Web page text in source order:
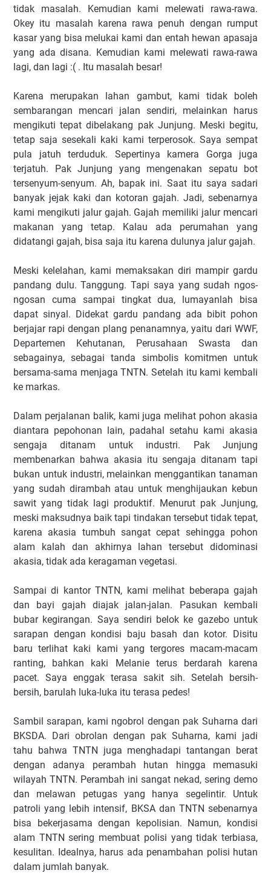
tidak masalah. Kemudian kami melewati rawa-rawa.
Okey itu masalah karena rawa penuh dengan rumput
kasar yang bisa melukai kami dan entah hewan apasaja
yang ada disana. Kemudian kami melewati rawa-rawa
lagi, dan lagi :( . Itu masalah besar!
Karena merupakan lahan gambut, kami tidak boleh
sembarangan mencari jalan sendiri, melainkan harus
mengikuti tepat dibelakang pak Junjung. Meski begitu,
tetap saja sesekali kaki kami terperosok. Saya sempat
pula jatuh terduduk. Sepertinya kamera Gorga juga
terjatuh. Pak Junjung yang mengenakan sepatu bot
tersenyum-senyum. Ah, bapak ini. Saat itu saya sadari
banyak jejak kaki dan kotoran gajah. Jadi, sebenarnya
kami mengikuti jalur gajah. Gajah memiliki jalur mencari
makanan yang tetap. Kalau ada perumahan yang
didatangi gajah, bisa saja itu karena dulunya jalur gajah.
Meski kelelahan, kami memaksakan diri mampir gardu
pandang dulu. Tanggung. Tapi saya yang sudah ngos-
ngosan cuma sampai tingkat dua, lumayanlah bisa
dapat sinyal. Didekat gardu pandang ada bibit pohon
berjajar rapi dengan plang penanamnya, yaitu dari WWF,
Departemen Kehutanan, Perusahaan Swasta dan
sebagainya, sebagai tanda simbolis komitmen untuk
bersama-sama menjaga TNTN. Setelah itu kami kembali
ke markas.
Dalam perjalanan balik, kami juga melihat pohon akasia
diantara pepohonan lain, padahal setahu kami akasia
sengaja ditanam untuk industri. Pak Junjung
membenarkan bahwa akasia itu sengaja ditanam tapi
bukan untuk industri, melainkan menggantikan tanaman
yang sudah dirambah atau untuk menghijaukan kebun
sawit yang tidak lagi produktif. Menurut pak Junjung,
meski maksudnya baik tapi tindakan tersebut tidak tepat,
karena akasia tumbuh sangat cepat sehingga pohon
alam kalah dan akhirnya lahan tersebut didominasi
akasia, tidak ada keragaman vegetasi.
Sampai di kantor TNTN, kami melihat beberapa gajah
dan bayi gajah diajak jalan-jalan. Pasukan kembali
bubar kegirangan. Saya sendiri belok ke gazebo untuk
sarapan dengan kondisi baju basah dan kotor. Disitu
baru terlihat kaki kami yang tergores macam-macam
ranting, bahkan kaki Melanie terus berdarah karena
pacet. Saya enggak terasa sakit sih. Setelah bersih-
bersih, barulah luka-luka itu terasa pedes!
Sambil sarapan, kami ngobrol dengan pak Suharna dari
BKSDA. Dari obrolan dengan pak Suharna, kami jadi
tahu bahwa TNTN juga menghadapi tantangan berat
dengan adanya perambah hutan hingga memasuki
wilayah TNTN. Perambah ini sangat nekad, sering demo
dan melawan petugas yang hanya segelintir. Untuk
patroli yang lebih intensif, BKSA dan TNTN sebenarnya
bisa bekerjasama dengan kepolisian. Namun, kondisi
alam TNTN sering membuat polisi yang tidak terbiasa,
kesulitan. Idealnya, harus ada penambahan polisi hutan
dalam jumlah banyak.